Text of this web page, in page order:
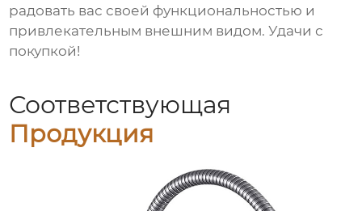
радовать вас своей функциональностью и
привлекательным внешним видом. Удачи с
покупкой!
Соответствующая
Продукция